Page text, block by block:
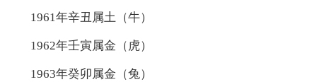
1961年辛丑属土（牛）
1962年壬寅属金（虎）
1963年癸卯属金（兔）